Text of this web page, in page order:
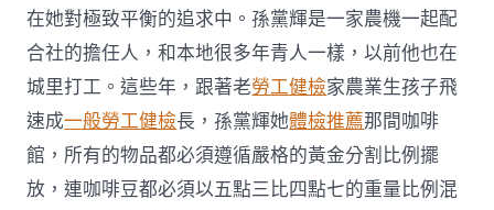
在她對極致平衡的追求中。孫黨輝是一家農機一起配
合社的擔任人，和本地很多年青人一樣，以前他也在
城里打工。這些年，跟著老勞工健檢家農業生孩子飛
速成一般勞工健檢長，孫黨輝她體檢推薦那間咖啡
館，所有的物品都必須遵循嚴格的黃金分割比例擺
放，連咖啡豆都必須以五點三比四點七的重量比例混